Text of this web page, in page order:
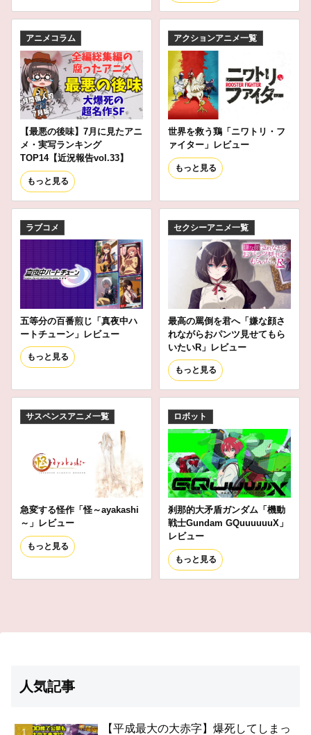
アニメコラム
【最悪の後味】7月に見たアニ
メ・実写ランキング
TOP14【近況報告vol.33】
もっと見る
アクションアニメ一覧
世界を救う鶏「ニワトリ・フ
ァイター」レビュー
もっと見る
ラブコメ
五等分の百番煎じ「真夜中ハ
ートチューン」レビュー
もっと見る
セクシーアニメ一覧
最高の罵倒を君へ「嫌な顔さ
れながらおパンツ見せてもら
いたいR」レビュー
もっと見る
サスペンスアニメ一覧
急変する怪作「怪～ayakashi
～」レビュー
もっと見る
ロボット
刹那的大矛盾ガンダム「機動
戦士Gundam GQuuuuuuX」
レビュー
もっと見る
人気記事
【平成最大の大赤字】爆死してしまっ